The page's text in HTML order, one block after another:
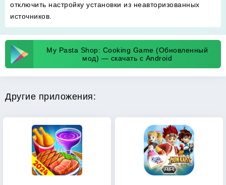
отключить настройку установки из неавторизованных
источников.
My Pasta Shop: Cooking Game (Обновленный
мод) — скачать с Android
Другие приложения: